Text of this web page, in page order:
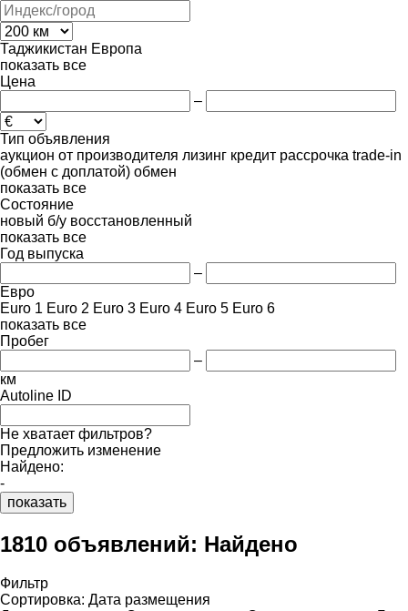
Таджикистан Европа
показать все
Цена
–
Тип объявления
аукцион от производителя лизинг кредит рассрочка trade-in
(обмен с доплатой) обмен
показать все
Состояние
новый б/у восстановленный
показать все
Год выпуска
–
Евро
Euro 1 Euro 2 Euro 3 Euro 4 Euro 5 Euro 6
показать все
Пробег
–
км
Autoline ID
Не хватает фильтров?
Предложить изменение
Найдено:
-
показать
1810 объявлений: Найдено
Фильтр
Сортировка: Дата размещения